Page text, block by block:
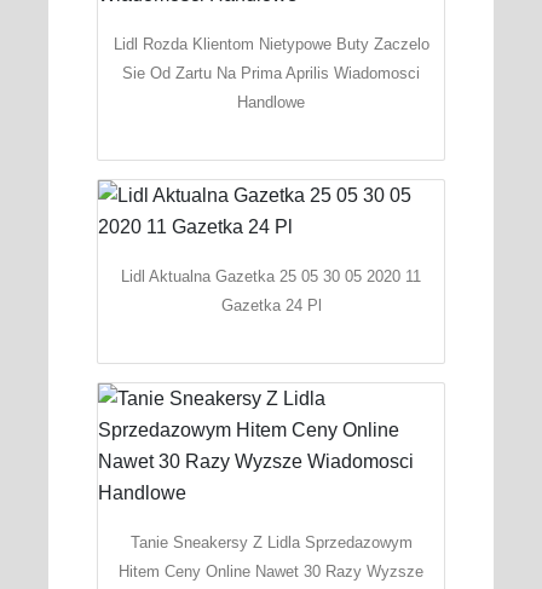
Lidl Rozda Klientom Nietypowe Buty Zaczelo
Sie Od Zartu Na Prima Aprilis Wiadomosci
Handlowe
Lidl Aktualna Gazetka 25 05 30 05 2020 11
Gazetka 24 Pl
Tanie Sneakersy Z Lidla Sprzedazowym
Hitem Ceny Online Nawet 30 Razy Wyzsze